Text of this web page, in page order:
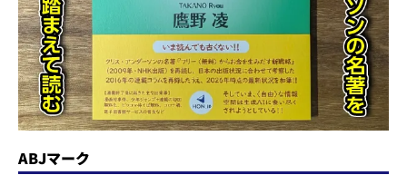
ABJマーク